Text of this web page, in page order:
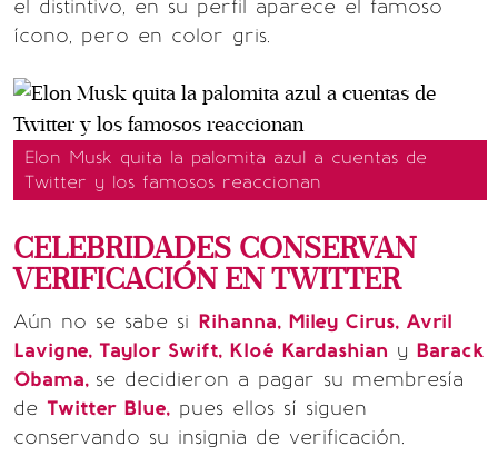
el distintivo, en su perfil aparece el famoso
ícono, pero en color gris.
Elon Musk quita la palomita azul a cuentas de
Twitter y los famosos reaccionan
CELEBRIDADES CONSERVAN
VERIFICACIÓN EN TWITTER
Aún no se sabe si Rihanna, Miley Cirus, Avril
Lavigne, Taylor Swift, Kloé Kardashian y Barack
Obama, se decidieron a pagar su membresía
de Twitter Blue, pues ellos sí siguen
conservando su insignia de verificación.